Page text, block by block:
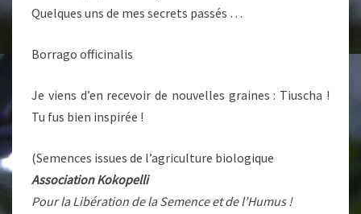
Quelques uns de mes secrets passés …
Borrago officinalis
Je viens d’en recevoir de nouvelles graines : Tiuscha !
Tu fus bien inspirée !
(Semences issues de l’agriculture biologique
Association Kokopelli
Pour la Libération de la Semence et de l’Humus !